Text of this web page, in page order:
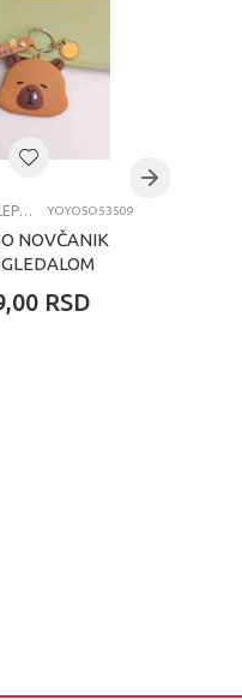
YOYOSO ULEPŠAVANJE YOYOSO53509
NOVČANIK
RSD